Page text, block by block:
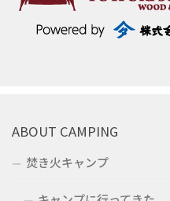
ABOUT CAMPING
焚き火キャンプ